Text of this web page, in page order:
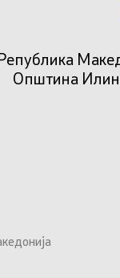
Република
Општина